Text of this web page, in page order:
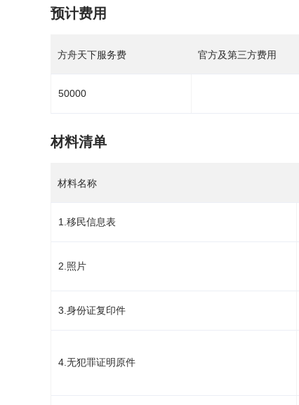
预计费用
方舟天下服务费 官方及第三方费用
50000
材料清单
材料名称
1.移民信息表
2.照片
3.身份证复印件
4.无犯罪证明原件